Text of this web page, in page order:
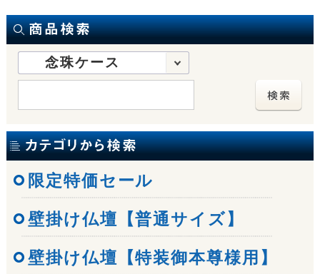
念珠ケース
限定特価セール
壁掛け仏壇【普通サイズ】
壁掛け仏壇【特装御本尊様用】